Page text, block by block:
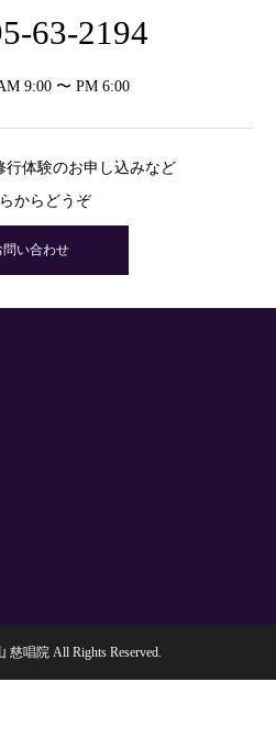
63-2194
9:00 〜 PM 6:00
行体験のお申し込みなど
からどうぞ
問い合わせ
慈唱院 All Rights Reserved.